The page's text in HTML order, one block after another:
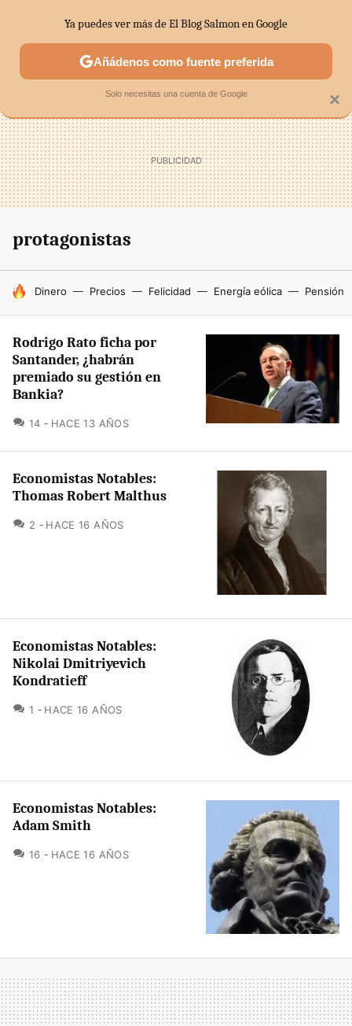
SECTORES ECONOMÍA DOMÉSTICA MERCADOS
protagonistas
HOY SE HABLA DE
Dinero Precios Felicidad Energía eólica Pensión
Rodrigo Rato ficha por
Santander, ¿habrán
premiado su gestión en
Bankia?
14 COMENTARIOS
HACE 13 AÑOS
Economistas Notables:
Thomas Robert Malthus
2 COMENTARIOS
HACE 16 AÑOS
Economistas Notables:
Nikolai Dmitriyevich
Kondratieff
1 COMENTARIOS
HACE 16 AÑOS
Economistas Notables:
Adam Smith
16 COMENTARIOS
HACE 16 AÑOS
×
Ya puedes ver más de El Blog Salmon en Google
Añádenos como fuente preferida
Solo necesitas una cuenta de Google